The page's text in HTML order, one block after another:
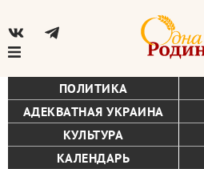
ПОЛИТИКА
АДЕКВАТНАЯ УКРАИНА
КУЛЬТУРА
КАЛЕНДАРЬ